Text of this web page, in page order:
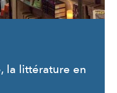
la littérature en